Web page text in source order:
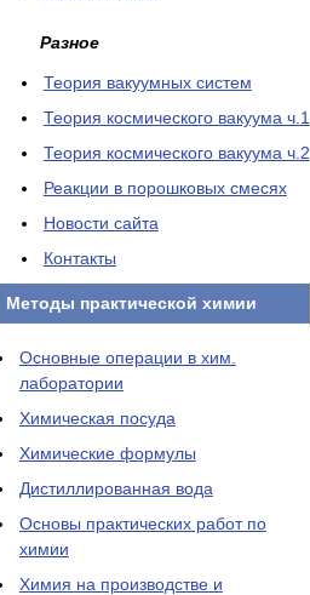
Разное
Теория вакуумных систем
Теория космического вакуума ч.1
Теория космического вакуума ч.2
Реакции в порошковых смесях
Новости сайта
Контакты
Методы практической химии
Основные операции в хим.
лаборатории
Химическая посуда
Химические формулы
Дистиллированная вода
Основы практических работ по
химии
Химия на производстве и